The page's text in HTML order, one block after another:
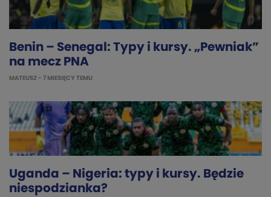
Benin – Senegal: Typy i kursy. „Pewniak”
na mecz PNA
MATEUSZ - 7 MIESIĘCY TEMU
Uganda – Nigeria: typy i kursy. Będzie
niespodzianka?